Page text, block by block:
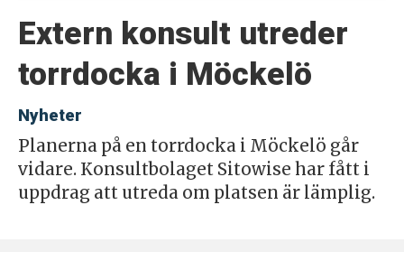
Extern konsult utreder
torrdocka i Möckelö
Nyheter
Planerna på en torrdocka i Möckelö går
vidare. Konsultbolaget Sitowise har fått i
uppdrag att utreda om platsen är lämplig.